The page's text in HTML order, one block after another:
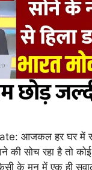
आजकल हर घर में
की सोच रहा है तो
के मन में एक ही